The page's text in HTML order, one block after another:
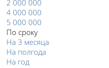
2 000 000
4 000 000
5 000 000
По сроку
На 3 месяца
На полгода
На год